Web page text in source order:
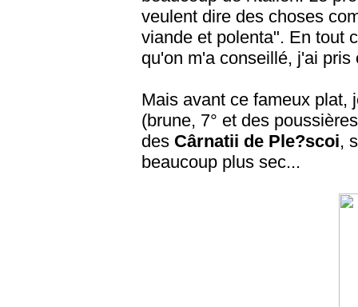
veulent dire des choses
viande et polenta". En tout
qu'on m'a conseillé, j'ai
Mais avant ce fameux plat,
(brune, 7° et des
des Cârnatii de Ple?scoi,
beaucoup plus sec...